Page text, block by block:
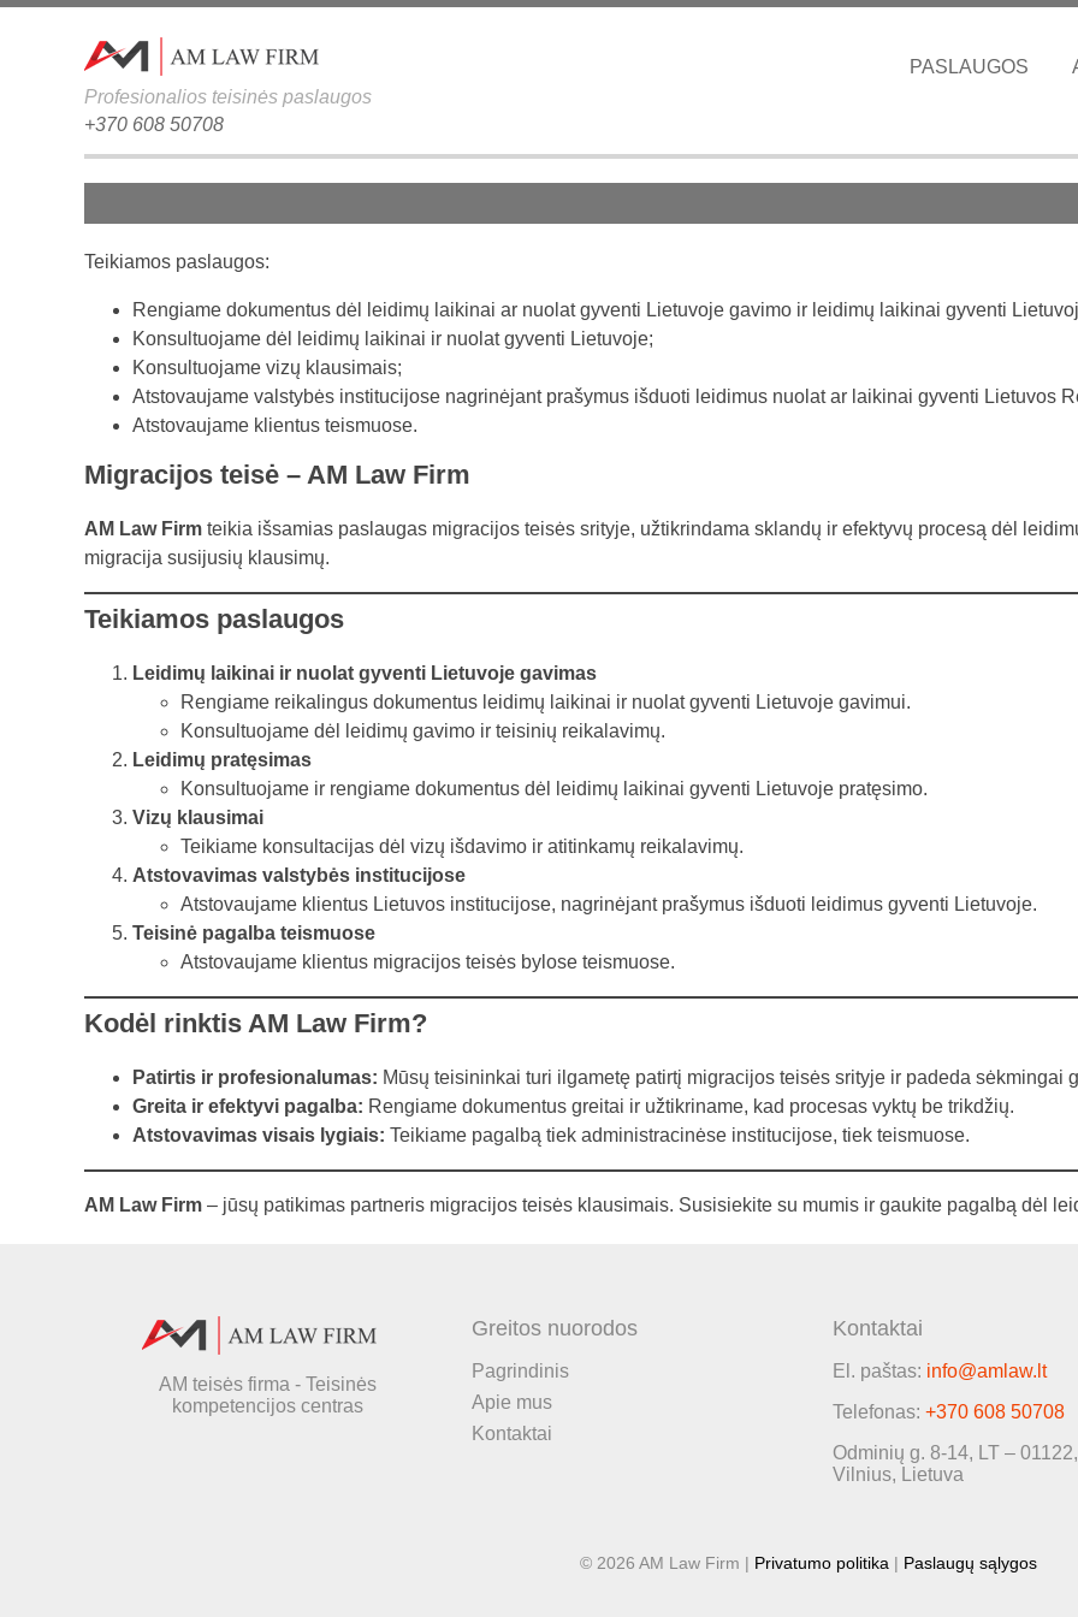
Profesionalios teisinės paslaugos
+370 608 50708
PASLAUGOS
Teikiamos paslaugos:
Rengiame dokumentus dėl leidimų laikinai ar nuolat gyventi Lietuvoje gavimo ir leidimų laikinai gyventi
Konsultuojame dėl leidimų laikinai ir nuolat gyventi Lietuvoje;
Konsultuojame vizų klausimais;
Atstovaujame valstybės institucijose nagrinėjant prašymus išduoti leidimus nuolat ar laikinai gyventi Lietuvos
Atstovaujame klientus teismuose.
Migracijos teisė – AM Law Firm
AM Law Firm teikia išsamias paslaugas migracijos teisės srityje, užtikrindama sklandų ir efektyvų procesą dėl
migracija susijusių klausimų.
Teikiamos paslaugos
Leidimų laikinai ir nuolat gyventi Lietuvoje gavimas
Rengiame reikalingus dokumentus leidimų laikinai ir nuolat gyventi Lietuvoje gavimui.
Konsultuojame dėl leidimų gavimo ir teisinių reikalavimų.
Leidimų pratęsimas
Konsultuojame ir rengiame dokumentus dėl leidimų laikinai gyventi Lietuvoje pratęsimo.
Vizų klausimai
Teikiame konsultacijas dėl vizų išdavimo ir atitinkamų reikalavimų.
Atstovavimas valstybės institucijose
Atstovaujame klientus Lietuvos institucijose, nagrinėjant prašymus išduoti leidimus gyventi Lietuvoje.
Teisinė pagalba teismuose
Atstovaujame klientus migracijos teisės bylose teismuose.
Kodėl rinktis AM Law Firm?
Patirtis ir profesionalumas: Mūsų teisininkai turi ilgametę patirtį migracijos teisės srityje ir padeda sėkmingai
Greita ir efektyvi pagalba: Rengiame dokumentus greitai ir užtikriname, kad procesas vyktų be trikdžių.
Atstovavimas visais lygiais: Teikiame pagalbą tiek administracinėse institucijose, tiek teismuose.
AM Law Firm – jūsų patikimas partneris migracijos teisės klausimais. Susisiekite su mumis ir gaukite pagalbą dėl
AM teisės firma - Teisinės
kompetencijos centras
Greitos nuorodos
Pagrindinis
Apie mus
Kontaktai
Kontaktai
El. paštas: info@amlaw.lt
Telefonas: +370 608 50708
Odminių g. 8-14, LT – 01122,
Vilnius, Lietuva
© 2026 AM Law Firm | Privatumo politika | Paslaugų sąlygos